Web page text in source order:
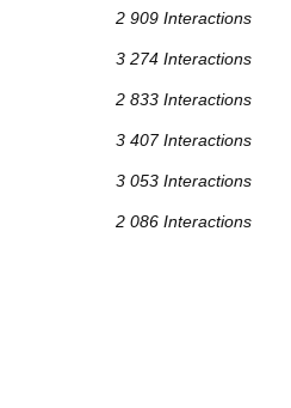
2 909 Interactions
3 274 Interactions
2 833 Interactions
3 407 Interactions
3 053 Interactions
2 086 Interactions